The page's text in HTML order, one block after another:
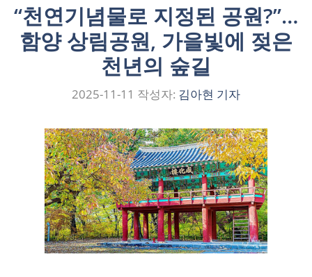
“천연기념물로 지정된 공원?”…
함양 상림공원, 가을빛에 젖은
천년의 숲길
2025-11-11 작성자: 김아현 기자